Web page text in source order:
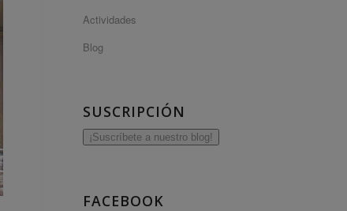
Actividades
Blog
SUSCRIPCIÓN
¡Suscríbete a nuestro blog!
FACEBOOK